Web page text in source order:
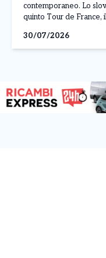
contemporaneo. Lo
quinto Tour de France,
dimostrando una
continuità […]
30/07/2026